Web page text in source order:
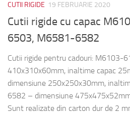
CUTII RIGIDE 19 FEBRUARIE 2020
Cutii rigide cu capac
6503, M6581-6582
Cutii rigide pentru cadouri: M6103-
410x310x60mm, inaltime capac
dimensiune 250x250x30mm,
6582 – dimensiune
Sunt realizate din carton dur de 2